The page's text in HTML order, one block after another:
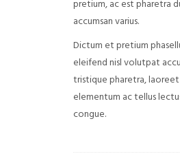
pretium, ac est pharetra
accumsan varius.
Dictum et pretium
eleifend nisl volutpat
tristique pharetra, laoreet
elementum ac tellus
congue.